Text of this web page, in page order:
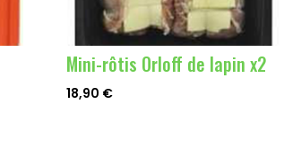
Mini-rôtis Orloff de lapin x2
18,90 €